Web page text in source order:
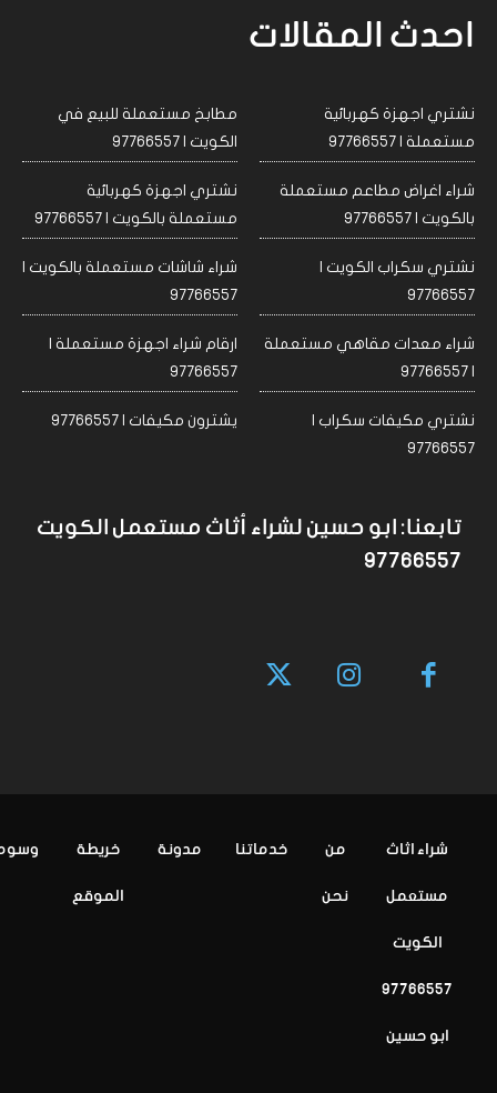
احدث المقالات
نشتري اجهزة كهربائية
مستعملة | 97766557
مطابخ مستعملة للبيع في
الكويت | 97766557
شراء اغراض مطاعم مستعملة
بالكويت | 97766557
نشتري اجهزة كهربائية
مستعملة بالكويت | 97766557
نشتري سكراب الكويت |
97766557
شراء شاشات مستعملة بالكويت |
97766557
شراء معدات مقاهي مستعملة
| 97766557
ارقام شراء اجهزة مستعملة |
97766557
نشتري مكيفات سكراب |
97766557
يشترون مكيفات | 97766557
تابعنا: ابو حسين لشراء أثاث مستعمل الكويت
97766557
شراء اثاث
مستعمل
الكويت
97766557
ابو حسين
من
نحن
خدماتنا مدونة خريطة
الموقع